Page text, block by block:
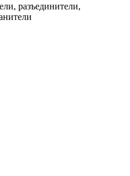
разъединители,